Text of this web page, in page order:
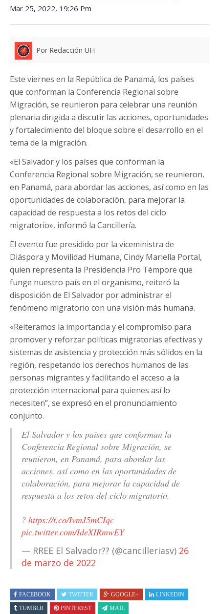
Mar 25, 2022, 19:26 Pm
Por Redacción UH
Este viernes en la República de Panamá, los países
que conforman la Conferencia Regional sobre
Migración, se reunieron para celebrar una reunión
plenaria dirigida a discutir las acciones, oportunidades
y fortalecimiento del bloque sobre el desarrollo en el
tema de la migración.
«El Salvador y los países que conforman la
Conferencia Regional sobre Migración, se reunieron,
en Panamá, para abordar las acciones, así como en las
oportunidades de colaboración, para mejorar la
capacidad de respuesta a los retos del ciclo
migratorio», informó la Cancillería.
El evento fue presidido por la viceministra de
Diáspora y Movilidad Humana, Cindy Mariella Portal,
quien representa la Presidencia Pro Témpore que
funge nuestro país en el organismo, reiteró la
disposición de El Salvador por administrar el
fenómeno migratorio con una visión más humana.
«Reiteramos la importancia y el compromiso para
promover y reforzar políticas migratorias efectivas y
sistemas de asistencia y protección más sólidos en la
región, respetando los derechos humanos de las
personas migrantes y facilitando el acceso a la
protección internacional para quienes así lo
necesiten”, se expresó en el pronunciamiento
conjunto.
El Salvador y los países que conforman la
Conferencia Regional sobre Migración, se
reunieron, en Panamá, para abordar las
acciones, así como en las oportunidades de
colaboración, para mejorar la capacidad de
respuesta a los retos del ciclo migratorio.
? https://t.co/IvmJ5mCIqc
pic.twitter.com/IdeXIRmwEY
— RREE El Salvador?? (@cancilleriasv) 26
de marzo de 2022
FACEBOOK TWITTER GOOGLE+
LINKEDIN
TUMBLR
PINTEREST MAIL